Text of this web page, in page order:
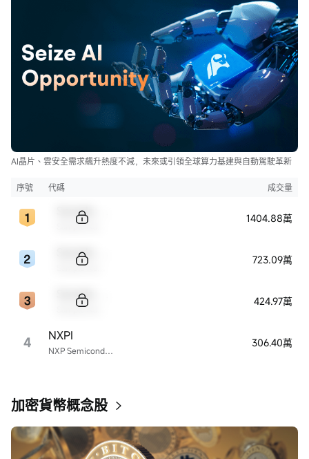
AI晶片、雲安全需求飆升熱度不減，未來或引領全球算力基建與自動駕駛革新
序號 代碼 成交量
1404.88萬
723.09萬
424.97萬
4 NXP Semiconductors
NXPI 306.40萬
加密貨幣概念股